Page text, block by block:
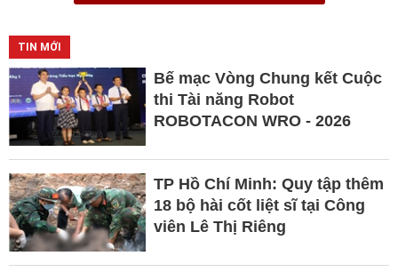
TIN MỚI
Bế mạc Vòng Chung kết Cuộc
thi Tài năng Robot
ROBOTACON WRO - 2026
TP Hồ Chí Minh: Quy tập thêm
18 bộ hài cốt liệt sĩ tại Công
viên Lê Thị Riêng